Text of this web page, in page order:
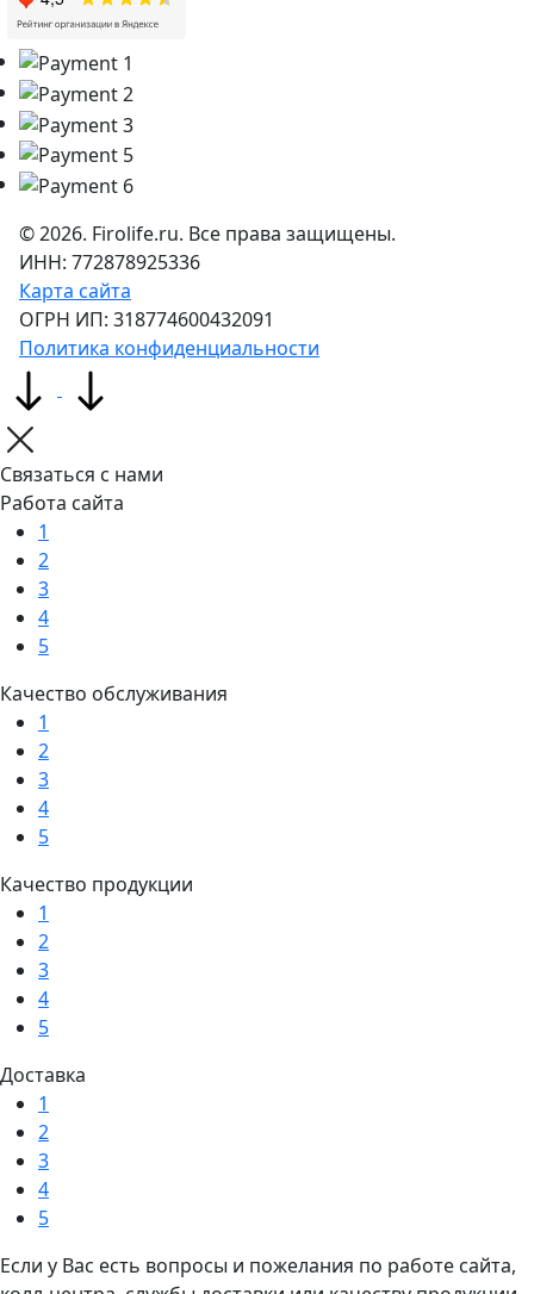
©2026. Firolife.ru. Все права защищены.
ИНН: 772878925336
Карта сайта
ОГРН ИП: 318774600432091
Политика конфиденциальности
Связаться с нами
Работа сайта
1
2
3
4
5
Качество обслуживания
1
2
3
4
5
Качество продукции
1
2
3
4
5
Доставка
1
2
3
4
5
Если у Вас есть вопросы и пожелания по работе сайта,